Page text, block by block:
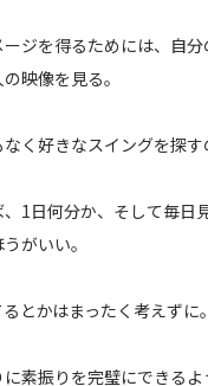
ジを得るためには、自分
映像を見る。
く好きなスイングを探す
1日何分か、そして毎日
がいい。
とかはまったく考えずに。
素振りを完璧にできる